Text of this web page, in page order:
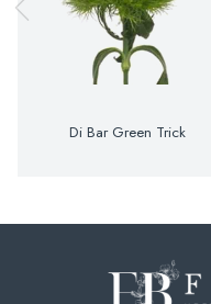
Di Bar Green Trick